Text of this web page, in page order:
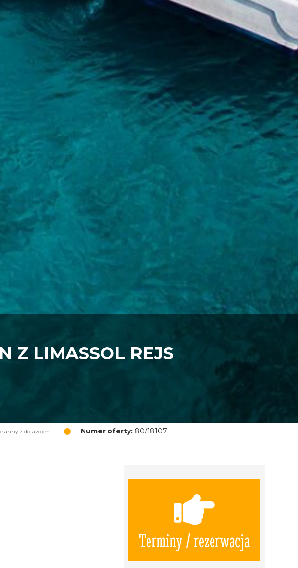
Z LIMASSOL REJS
z dojazdem Numer oferty: 80/18107
Terminy / rezerwacja